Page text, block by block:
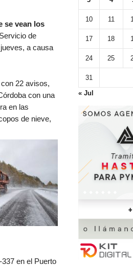
se vean los
de
a causa
22 avisos,
con una
en las
de nieve,
en el Puerto
10 11
17 18
24 25
31
« Jul